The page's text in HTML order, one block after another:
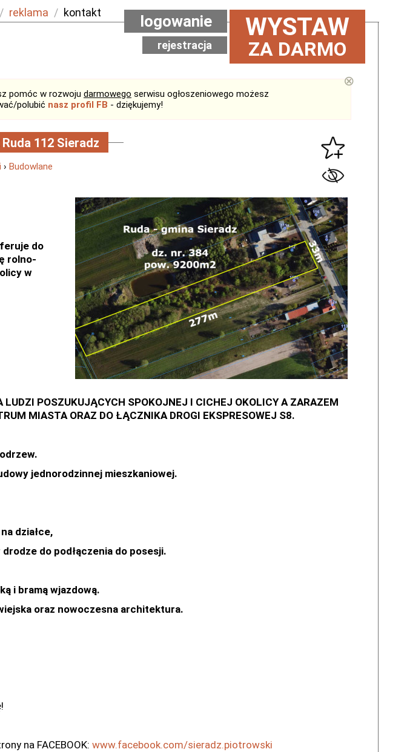
/ reklama / kontakt WYSTAW
ZA DARMO
logowanie
rejestracja
pomóc w rozwoju darmowego serwisu ogłoszeniowego możesz
polubić nasz profil FB - dziękujemy!
⊗
112 Sieradz
› Budowlane
do
rolno-
w
LUDZI POSZUKUJĄCYCH SPOKOJNEJ I CICHEJ OKOLICY A ZARAZEM
MIASTA ORAZ DO ŁĄCZNIKA DROGI EKSPRESOWEJ S8.
jednorodzinnej mieszkaniowej.
działce,
do podłączenia do posesji.
i bramą wjazdową.
oraz nowoczesna architektura.
na FACEBOOK: www.facebook.com/sieradz.piotrowski